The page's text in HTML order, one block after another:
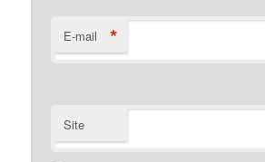
E-mail *
Site